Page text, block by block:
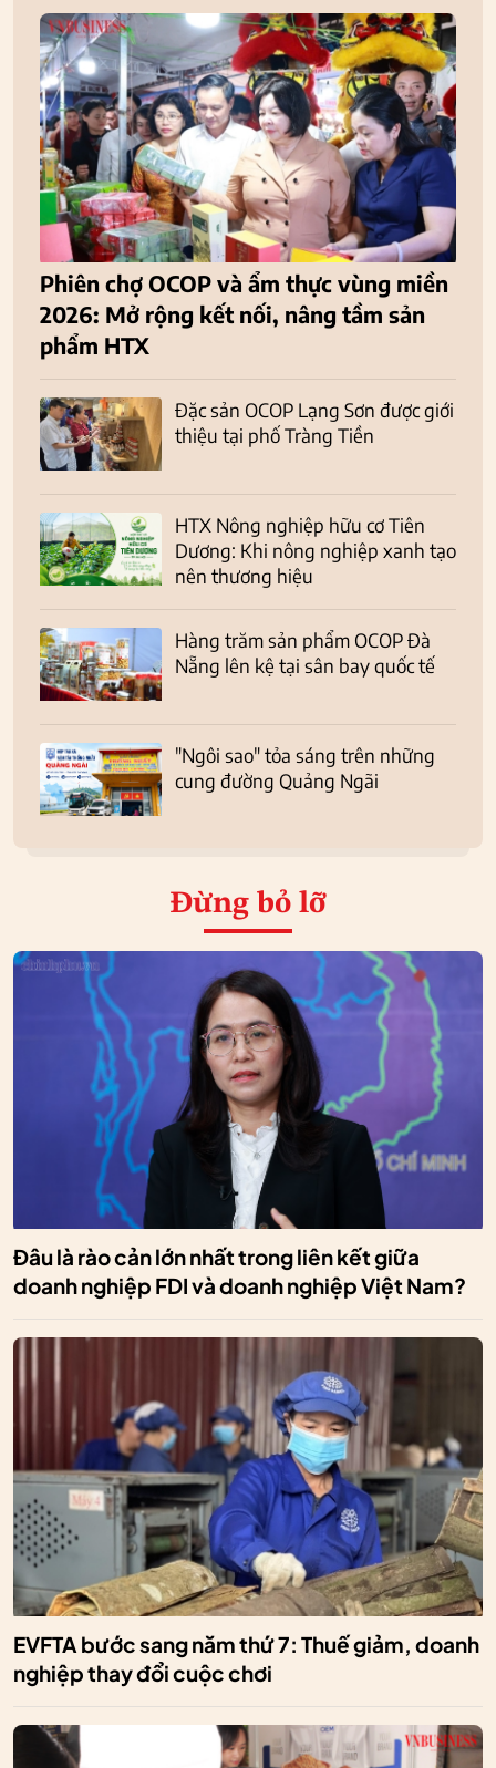
Phiên chợ OCOP và ẩm thực vùng miền
2026: Mở rộng kết nối, nâng tầm sản
phẩm HTX
Đặc sản OCOP Lạng Sơn được giới
thiệu tại phố Tràng Tiền
HTX Nông nghiệp hữu cơ Tiên
Dương: Khi nông nghiệp xanh tạo
nên thương hiệu
Hàng trăm sản phẩm OCOP Đà
Nẵng lên kệ tại sân bay quốc tế
"Ngôi sao" tỏa sáng trên những
cung đường Quảng Ngãi
Đừng bỏ lỡ
Đâu là rào cản lớn nhất trong liên kết giữa
doanh nghiệp FDI và doanh nghiệp Việt Nam?
EVFTA bước sang năm thứ 7: Thuế giảm, doanh
nghiệp thay đổi cuộc chơi